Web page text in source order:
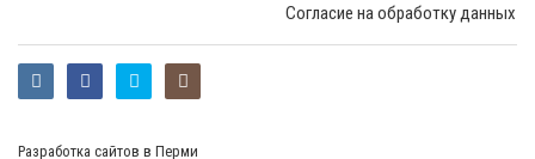
Согласие на обработку данных
Разработка сайтов в Перми